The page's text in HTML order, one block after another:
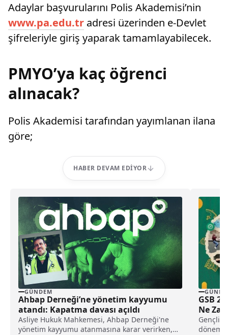
Adaylar başvurularını Polis Akademisi’nin
www.pa.edu.tr adresi üzerinden e-Devlet
şifreleriyle giriş yaparak tamamlayabilecek.
PMYO’ya kaç öğrenci
alınacak?
Polis Akademisi tarafından yayımlanan ilana
göre;
HABER DEVAM EDIYOR
GÜNDEM
Ahbap Derneği’ne yönetim kayyumu
atandı: Kapatma davası açıldı
Asliye Hukuk Mahkemesi, Ahbap Derneği'ne
yönetim kayyumu atanmasına karar verirken,
GSB
Ne
Gençlik